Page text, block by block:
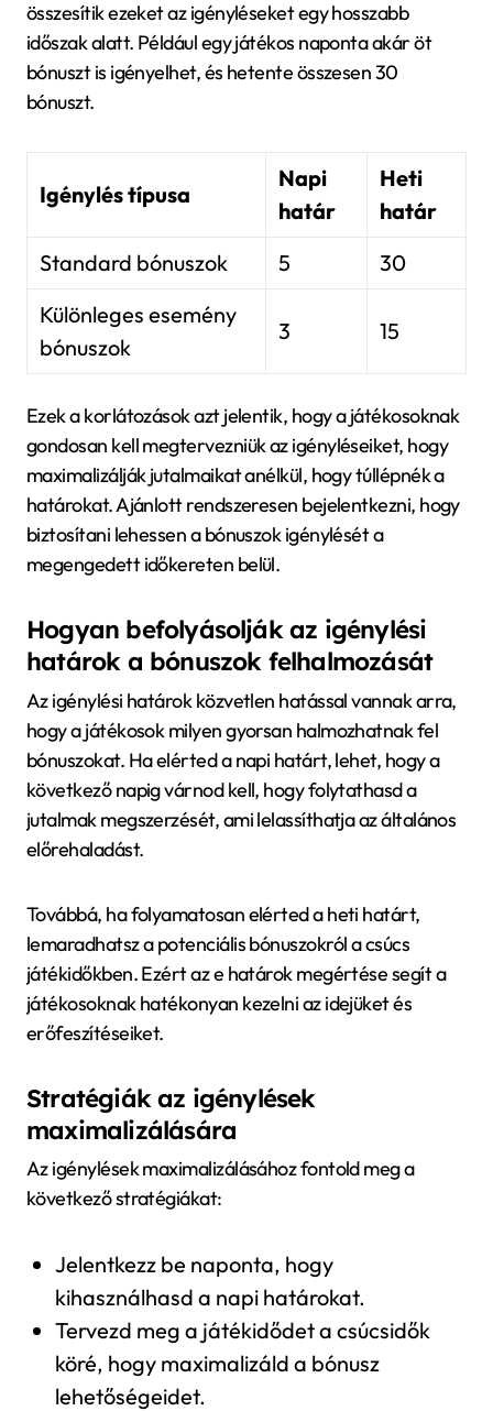
összesítik ezeket az igényléseket egy hosszabb
időszak alatt. Például egy játékos naponta akár öt
bónuszt is igényelhet, és hetente összesen 30
bónuszt.
Igénylés típusa
Napi
határ
Heti
határ
Standard bónuszok
5
30
Különleges esemény
bónuszok
3 15
Ezek a korlátozások azt jelentik, hogy a játékosoknak
gondosan kell megtervezniük az igényléseiket, hogy
maximalizálják jutalmaikat anélkül, hogy túllépnék a
határokat. Ajánlott rendszeresen bejelentkezni, hogy
biztosítani lehessen a bónuszok igénylését a
megengedett időkereten belül.
Hogyan befolyásolják az igénylési
határok a bónuszok felhalmozását
Az igénylési határok közvetlen hatással vannak arra,
hogy a játékosok milyen gyorsan halmozhatnak fel
bónuszokat. Ha elérted a napi határt, lehet, hogy a
következő napig várnod kell, hogy folytathasd a
jutalmak megszerzését, ami lelassíthatja az általános
előrehaladást.
Továbbá, ha folyamatosan elérted a heti határt,
lemaradhatsz a potenciális bónuszokról a csúcs
játékidőkben. Ezért az e határok megértése segít a
játékosoknak hatékonyan kezelni az idejüket és
erőfeszítéseiket.
Stratégiák az igénylések
maximalizálására
Az igénylések maximalizálásához fontold meg a
következő stratégiákat:
Jelentkezz be naponta, hogy
kihasználhasd a napi határokat.
Tervezd meg a játékidődet a csúcsidők
köré, hogy maximalizáld a bónusz
lehetőségeidet.